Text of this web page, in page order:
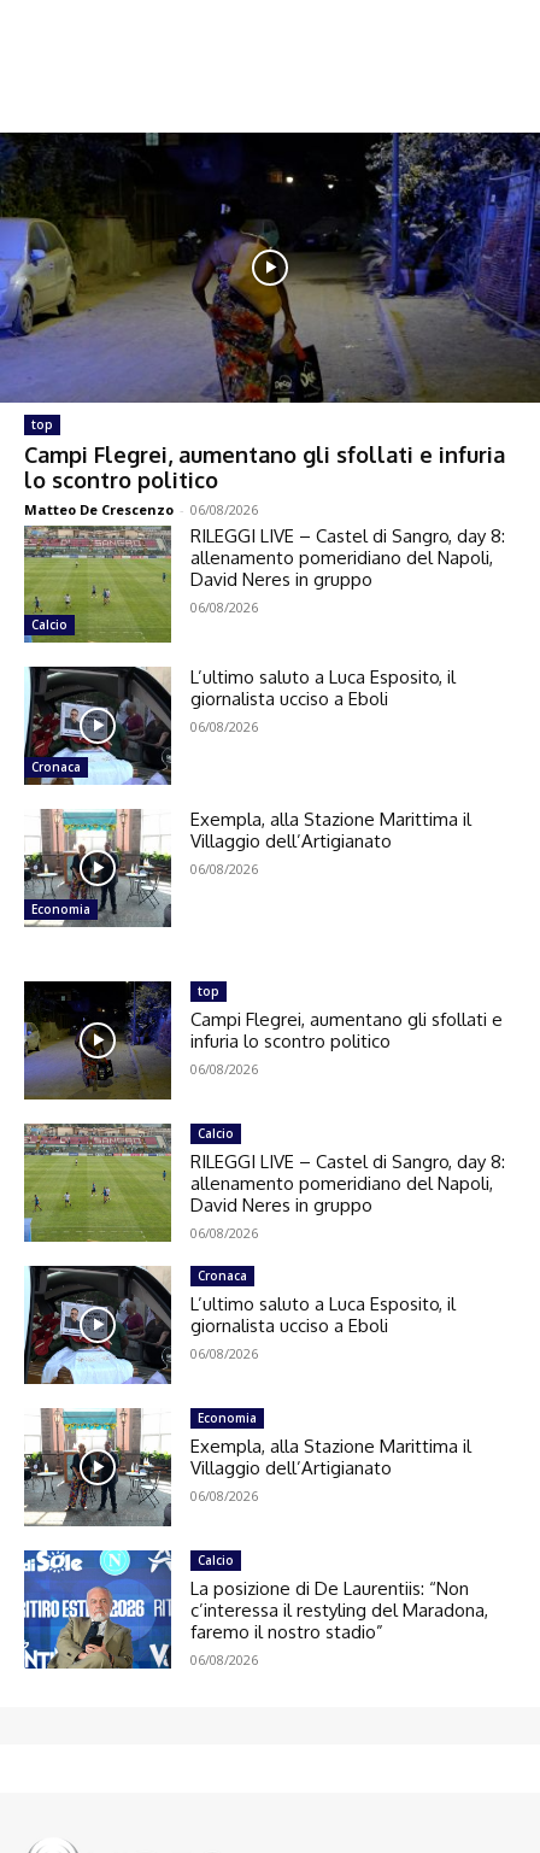
top
Campi Flegrei, aumentano gli sfollati e infuria
lo scontro politico
Matteo De Crescenzo - 06/08/2026
Calcio
RILEGGI LIVE – Castel di Sangro, day 8:
allenamento pomeridiano del Napoli,
David Neres in gruppo
06/08/2026
Cronaca
L’ultimo saluto a Luca Esposito, il
giornalista ucciso a Eboli
06/08/2026
Economia
Exempla, alla Stazione Marittima il
Villaggio dell’Artigianato
06/08/2026
top
Campi Flegrei, aumentano gli sfollati e
infuria lo scontro politico
06/08/2026
Calcio
RILEGGI LIVE – Castel di Sangro, day 8:
allenamento pomeridiano del Napoli,
David Neres in gruppo
06/08/2026
Cronaca
L’ultimo saluto a Luca Esposito, il
giornalista ucciso a Eboli
06/08/2026
Economia
Exempla, alla Stazione Marittima il
Villaggio dell’Artigianato
06/08/2026
Calcio
La posizione di De Laurentiis: “Non
c’interessa il restyling del Maradona,
faremo il nostro stadio”
06/08/2026